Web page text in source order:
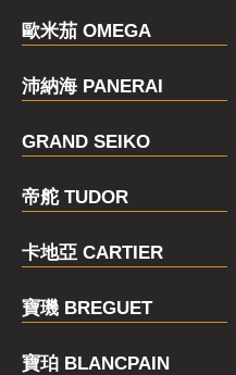
歐米茄 OMEGA
沛納海 PANERAI
GRAND SEIKO
帝舵 TUDOR
卡地亞 CARTIER
寶璣 BREGUET
寶珀 BLANCPAIN